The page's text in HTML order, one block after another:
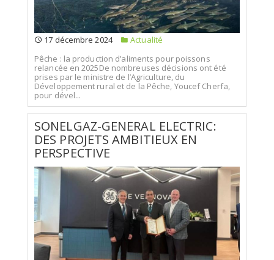
17 décembre 2024
Actualité
Pêche : la production d’aliments pour poissons
relancée en 2025De nombreuses décisions ont été
prises par le ministre de l’Agriculture, du
Développement rural et de la Pêche, Youcef Cherfa,
pour dével...
SONELGAZ-GENERAL ELECTRIC:
DES PROJETS AMBITIEUX EN
PERSPECTIVE